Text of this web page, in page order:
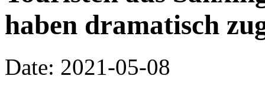
haben dramatisch
Date: 2021-05-08